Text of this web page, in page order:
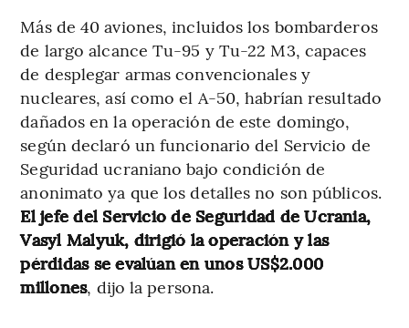
Más de 40 aviones, incluidos los bombarderos
de largo alcance Tu-95 y Tu-22 M3, capaces
de desplegar armas convencionales y
nucleares, así como el A-50, habrían resultado
dañados en la operación de este domingo,
según declaró un funcionario del Servicio de
Seguridad ucraniano bajo condición de
anonimato ya que los detalles no son públicos.
El jefe del Servicio de Seguridad de Ucrania,
Vasyl Malyuk, dirigió la operación y las
pérdidas se evalúan en unos US$2.000
millones, dijo la persona.